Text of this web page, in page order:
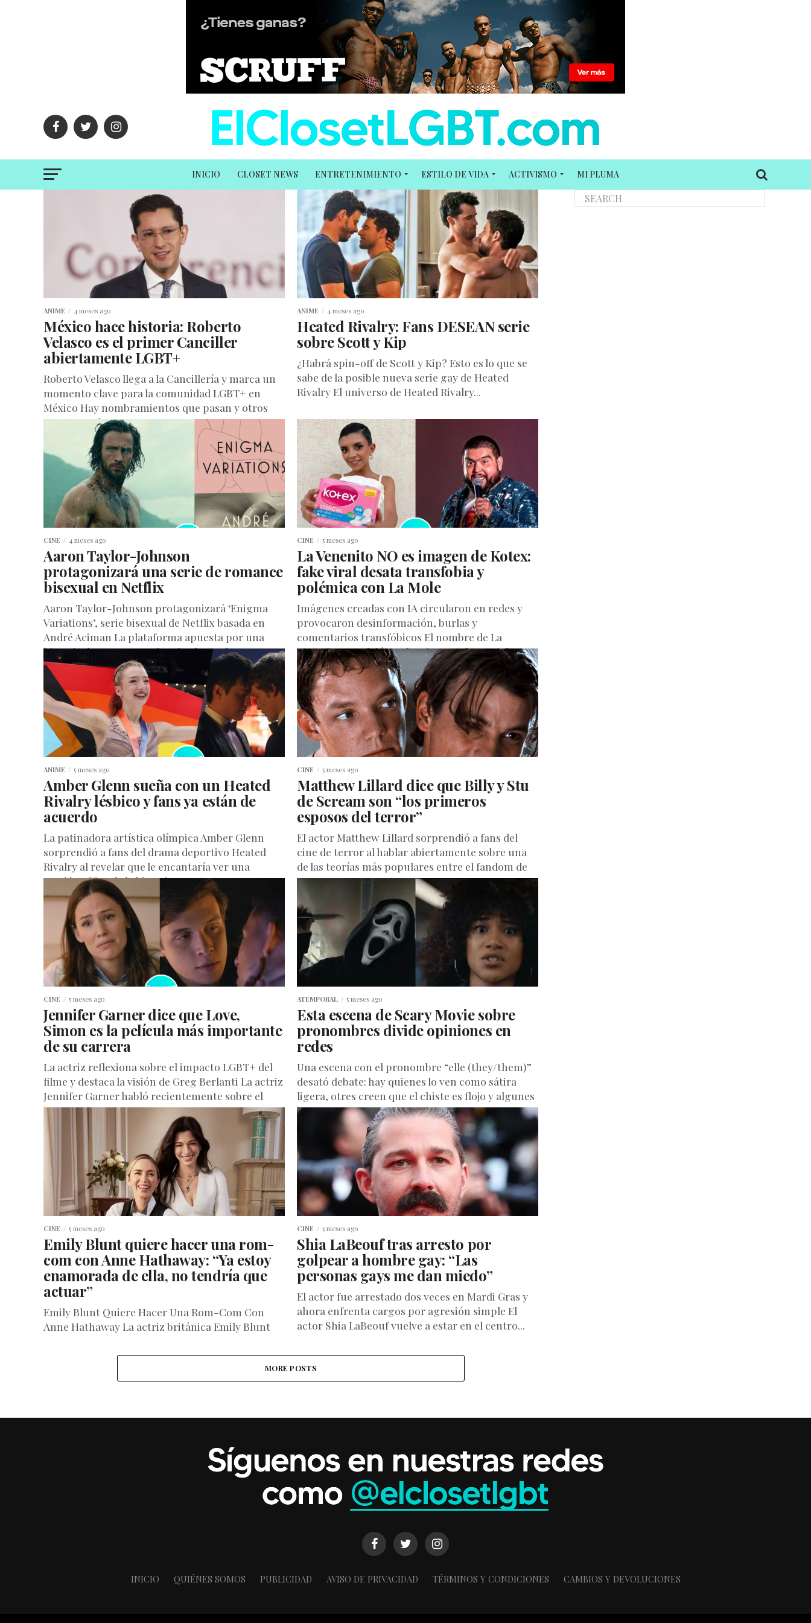
INICIO CLOSET NEWS ENTRETENIMIENTO ESTILO DE VIDA ACTIVISMO MI PLUMA
ANIME 4 meses ago
México hace historia: Roberto
Velasco es el primer Canciller
abiertamente LGBT+
Roberto Velasco llega a la Cancillería y marca un
momento clave para la comunidad LGBT+ en
México Hay nombramientos que pasan y otros
que se quedan...
ANIME 4 meses ago
Heated Rivalry: Fans DESEAN serie
sobre Scott y Kip
¿Habrá spin-off de Scott y Kip? Esto es lo que se
sabe de la posible nueva serie gay de Heated
Rivalry El universo de Heated Rivalry...
CINE 4 meses ago
Aaron Taylor-Johnson
protagonizará una serie de romance
bisexual en Netflix
Aaron Taylor-Johnson protagonizará ‘Enigma
Variations’, serie bisexual de Netflix basada en
André Aciman La plataforma apuesta por una
historia de amor queer inspirada en el autor...
CINE 5 meses ago
La Venenito NO es imagen de Kotex:
fake viral desata transfobia y
polémica con La Mole
Imágenes creadas con IA circularon en redes y
provocaron desinformación, burlas y
comentarios transfóbicos El nombre de La
Venenito se volvió tendencia en redes sociales
tras...
ANIME 5 meses ago
Amber Glenn sueña con un Heated
Rivalry lésbico y fans ya están de
acuerdo
La patinadora artística olímpica Amber Glenn
sorprendió a fans del drama deportivo Heated
Rivalry al revelar que le encantaría ver una
versión sáfica de la historia…...
CINE 5 meses ago
Matthew Lillard dice que Billy y Stu
de Scream son “los primeros
esposos del terror”
El actor Matthew Lillard sorprendió a fans del
cine de terror al hablar abiertamente sobre una
de las teorías más populares entre el fandom de
Scream:...
CINE 5 meses ago
Jennifer Garner dice que Love,
Simon es la película más importante
de su carrera
La actriz reflexiona sobre el impacto LGBT+ del
filme y destaca la visión de Greg Berlanti La actriz
Jennifer Garner habló recientemente sobre el
impacto que...
ATEMPORAL 5 meses ago
Esta escena de Scary Movie sobre
pronombres divide opiniones en
redes
Una escena con el pronombre “elle (they/them)”
desató debate: hay quienes lo ven como sátira
ligera, otres creen que el chiste es flojo y algunes
lo...
CINE 5 meses ago
Emily Blunt quiere hacer una rom-
com con Anne Hathaway: “Ya estoy
enamorada de ella, no tendría que
actuar”
Emily Blunt Quiere Hacer Una Rom-Com Con
Anne Hathaway La actriz británica Emily Blunt
encantaría protagonizar una...
CINE 5 meses ago
Shia LaBeouf tras arresto por
golpear a hombre gay: “Las
personas gays me dan miedo”
El actor fue arrestado dos veces en Mardi Gras y
ahora enfrenta cargos por agresión simple El
actor Shia LaBeouf vuelve a estar en el centro...
MORE POSTS
INICIO QUIÉNES SOMOS PUBLICIDAD AVISO DE PRIVACIDAD TÉRMINOS Y CONDICIONES CAMBIOS Y DEVOLUCIONES